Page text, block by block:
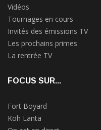
Vidéos
Tournages en cours
Invités des émissions TV
Les prochains primes
La rentrée TV
FOCUS SUR...
Fort Boyard
Koh Lanta